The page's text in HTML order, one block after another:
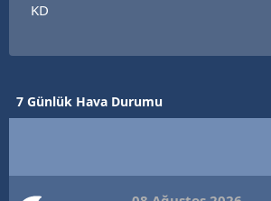
KD
7 Günlük Hava Durumu